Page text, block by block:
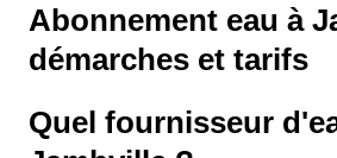
Abonnement eau à
démarches et tarifs
Quel fournisseur